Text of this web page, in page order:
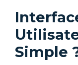
Simple